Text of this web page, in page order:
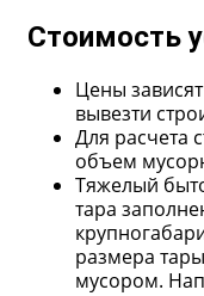
Стоимость
Цены
вывезти
Для расчета
объем
Тяжелый
тара
размера
мусором.